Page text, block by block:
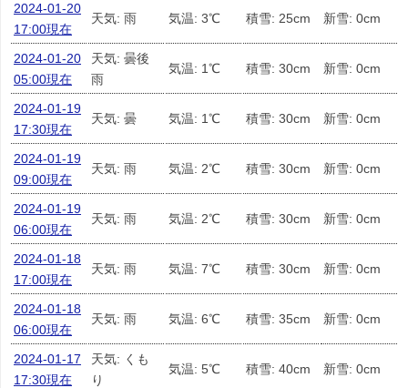
2024-01-20
17:00現在
天気: 雨 気温: 3℃ 積雪: 25cm 新雪: 0cm
2024-01-20
05:00現在
天気: 曇後
雨
気温: 1℃ 積雪: 30cm 新雪: 0cm
2024-01-19
17:30現在
天気: 曇 気温: 1℃ 積雪: 30cm 新雪: 0cm
2024-01-19
09:00現在
天気: 雨 気温: 2℃ 積雪: 30cm 新雪: 0cm
2024-01-19
06:00現在
天気: 雨 気温: 2℃ 積雪: 30cm 新雪: 0cm
2024-01-18
17:00現在
天気: 雨 気温: 7℃ 積雪: 30cm 新雪: 0cm
2024-01-18
06:00現在
天気: 雨 気温: 6℃ 積雪: 35cm 新雪: 0cm
2024-01-17
17:30現在
天気: くも
り
気温: 5℃ 積雪: 40cm 新雪: 0cm